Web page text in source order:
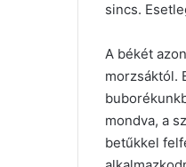
sincs.
A békét
morzsáktól.
mondva, a
betűkkel